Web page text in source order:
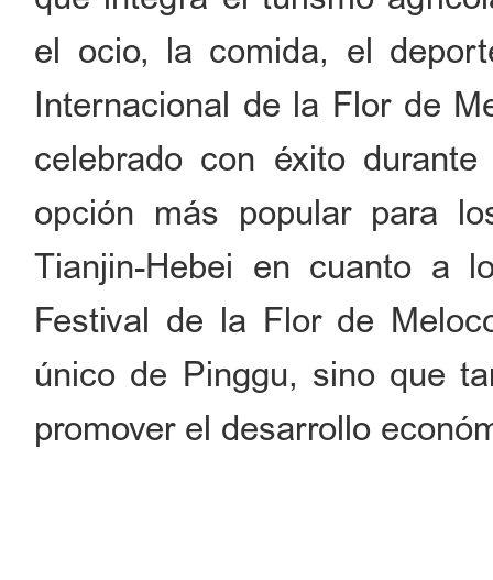
el ocio, la comida, el
Internacional de la Flor de
celebrado con éxito
opción más popular para
Tianjin-Hebei en cuanto a
Festival de la Flor de
único de Pinggu, sino que
promover el desarrollo